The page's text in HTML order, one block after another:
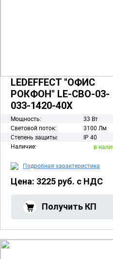
LEDEFFECT "ОФИС
РОКФОН" LE-СВО-03-
033-1420-40Х
Мощность:
33 Вт
Световой поток:
3100 Лм
Степень защиты:
IP 40
Наличие:
в
Подробная характеристика
Цена: 3225 руб. с НДС